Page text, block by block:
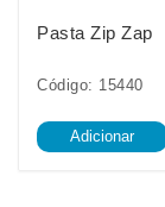
Pasta Zip Zap
Código: 15440
Adicionar